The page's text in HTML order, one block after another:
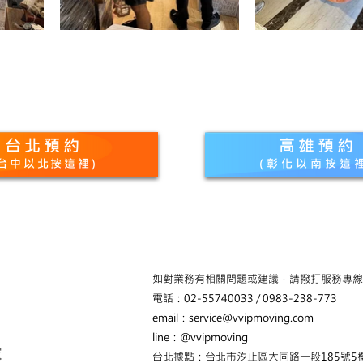
台北預約
中以北按這裡)
高雄預約
​(彰化以南按這
如對業務有相關問題或建議，請撥打服務專
電話：02-55740033 / 0983-238-773
email： service@vvipmoving.com
line：@vvipmoving
台北據點：台北市汐止區大同路一段185號5